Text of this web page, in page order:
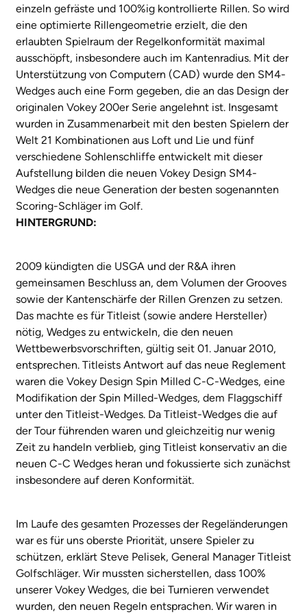
einzeln gefräste und 100%ig kontrollierte Rillen. So wird
eine optimierte Rillengeometrie erzielt, die den
erlaubten Spielraum der Regelkonformität maximal
ausschöpft, insbesondere auch im Kantenradius. Mit der
Unterstützung von Computern (CAD) wurde den SM4-
Wedges auch eine Form gegeben, die an das Design der
originalen Vokey 200er Serie angelehnt ist. Insgesamt
wurden in Zusammenarbeit mit den besten Spielern der
Welt 21 Kombinationen aus Loft und Lie und fünf
verschiedene Sohlenschliffe entwickelt mit dieser
Aufstellung bilden die neuen Vokey Design SM4-
Wedges die neue Generation der besten sogenannten
Scoring-Schläger im Golf.
HINTERGRUND:
2009 kündigten die USGA und der R&A ihren
gemeinsamen Beschluss an, dem Volumen der Grooves
sowie der Kantenschärfe der Rillen Grenzen zu setzen.
Das machte es für Titleist (sowie andere Hersteller)
nötig, Wedges zu entwickeln, die den neuen
Wettbewerbsvorschriften, gültig seit 01. Januar 2010,
entsprechen. Titleists Antwort auf das neue Reglement
waren die Vokey Design Spin Milled C-C-Wedges, eine
Modifikation der Spin Milled-Wedges, dem Flaggschiff
unter den Titleist-Wedges. Da Titleist-Wedges die auf
der Tour führenden waren und gleichzeitig nur wenig
Zeit zu handeln verblieb, ging Titleist konservativ an die
neuen C-C Wedges heran und fokussierte sich zunächst
insbesondere auf deren Konformität.
Im Laufe des gesamten Prozesses der Regeländerungen
war es für uns oberste Priorität, unsere Spieler zu
schützen, erklärt Steve Pelisek, General Manager Titleist
Golfschläger. Wir mussten sicherstellen, dass 100%
unserer Vokey Wedges, die bei Turnieren verwendet
wurden, den neuen Regeln entsprachen. Wir waren in